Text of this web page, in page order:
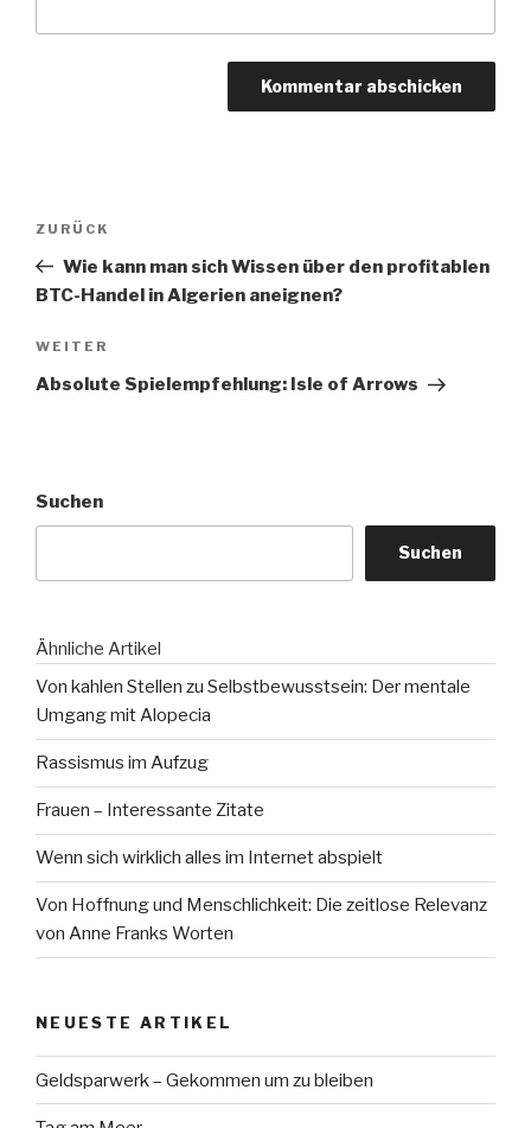
Beitragsnavigation
Vorheriger
Beitrag
ZURÜCK
Wie kann man sich Wissen über den profitablen
BTC-Handel in Algerien aneignen?
Nächster
Beitrag
WEITER
Absolute Spielempfehlung: Isle of Arrows
Suchen
Suchen
Ähnliche Artikel
Von kahlen Stellen zu Selbstbewusstsein: Der mentale
Umgang mit Alopecia
Rassismus im Aufzug
Frauen – Interessante Zitate
Wenn sich wirklich alles im Internet abspielt
Von Hoffnung und Menschlichkeit: Die zeitlose Relevanz
von Anne Franks Worten
NEUESTE ARTIKEL
Geldsparwerk – Gekommen um zu bleiben